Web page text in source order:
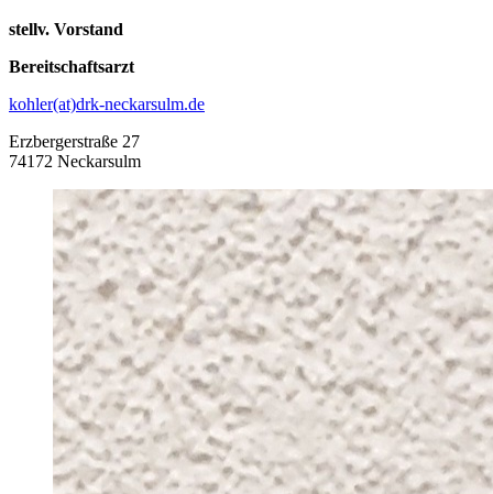
stellv. Vorstand
Bereitschaftsarzt
kohler(at)drk-neckarsulm.de
Erzbergerstraße 27
74172 Neckarsulm